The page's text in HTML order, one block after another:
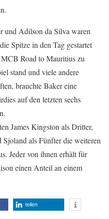
und Adilson da Silva waren
Spitze in den Tag gestartet
Road to Mauritius zu
stand und viele andere
brauchte Baker eine
auf den letzten sechs
James Kingston als Dritter,
als Fünfter die weiteren
Jeder von ihnen erhält für
einen Anteil an einem
teilen